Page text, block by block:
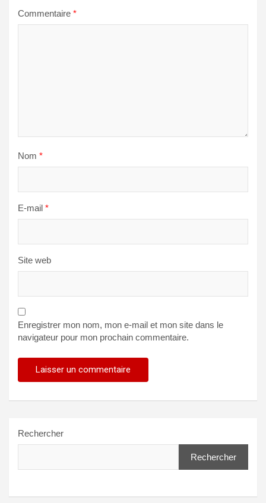
Commentaire *
Nom *
E-mail *
Site web
Enregistrer mon nom, mon e-mail et mon site dans le
navigateur pour mon prochain commentaire.
Rechercher
Rechercher